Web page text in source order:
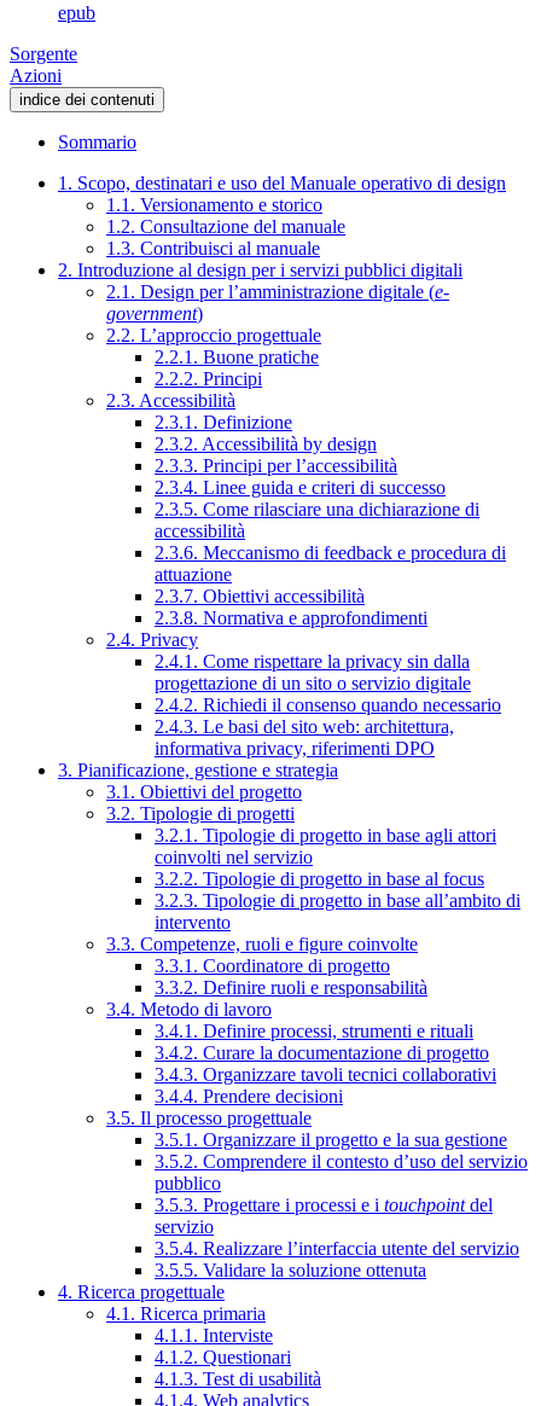
epub
Sorgente
Azioni
indice dei contenuti
Sommario
1. Scopo, destinatari e uso del Manuale operativo di design
1.1. Versionamento e storico
1.2. Consultazione del manuale
1.3. Contribuisci al manuale
2. Introduzione al design per i servizi pubblici digitali
2.1. Design per l’amministrazione digitale (e-
government)
2.2. L’approccio progettuale
2.2.1. Buone pratiche
2.2.2. Principi
2.3. Accessibilità
2.3.1. Definizione
2.3.2. Accessibilità by design
2.3.3. Principi per l’accessibilità
2.3.4. Linee guida e criteri di successo
2.3.5. Come rilasciare una dichiarazione di
accessibilità
2.3.6. Meccanismo di feedback e procedura di
attuazione
2.3.7. Obiettivi accessibilità
2.3.8. Normativa e approfondimenti
2.4. Privacy
2.4.1. Come rispettare la privacy sin dalla
progettazione di un sito o servizio digitale
2.4.2. Richiedi il consenso quando necessario
2.4.3. Le basi del sito web: architettura,
informativa privacy, riferimenti DPO
3. Pianificazione, gestione e strategia
3.1. Obiettivi del progetto
3.2. Tipologie di progetti
3.2.1. Tipologie di progetto in base agli attori
coinvolti nel servizio
3.2.2. Tipologie di progetto in base al focus
3.2.3. Tipologie di progetto in base all’ambito di
intervento
3.3. Competenze, ruoli e figure coinvolte
3.3.1. Coordinatore di progetto
3.3.2. Definire ruoli e responsabilità
3.4. Metodo di lavoro
3.4.1. Definire processi, strumenti e rituali
3.4.2. Curare la documentazione di progetto
3.4.3. Organizzare tavoli tecnici collaborativi
3.4.4. Prendere decisioni
3.5. Il processo progettuale
3.5.1. Organizzare il progetto e la sua gestione
3.5.2. Comprendere il contesto d’uso del servizio
pubblico
3.5.3. Progettare i processi e i touchpointdel
servizio
3.5.4. Realizzare l’interfaccia utente del servizio
3.5.5. Validare la soluzione ottenuta
4. Ricerca progettuale
4.1. Ricerca primaria
4.1.1. Interviste
4.1.2. Questionari
4.1.3. Test di usabilità
4.1.4. Web analytics